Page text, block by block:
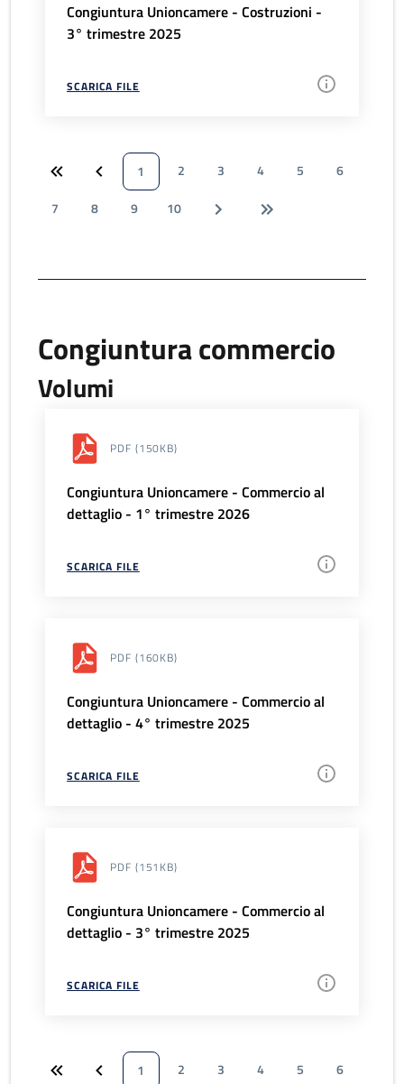
Congiuntura Unioncamere - Costruzioni -
3° trimestre 2025
SCARICA FILE
1 2 3 4 5
6
7
8 9 10
Congiuntura commercio
Volumi
PDF (150KB)
Congiuntura Unioncamere - Commercio al
dettaglio - 1° trimestre 2026
SCARICA FILE
PDF (160KB)
Congiuntura Unioncamere - Commercio al
dettaglio - 4° trimestre 2025
SCARICA FILE
PDF (151KB)
Congiuntura Unioncamere - Commercio al
dettaglio - 3° trimestre 2025
SCARICA FILE
1 2 3 4 5
6